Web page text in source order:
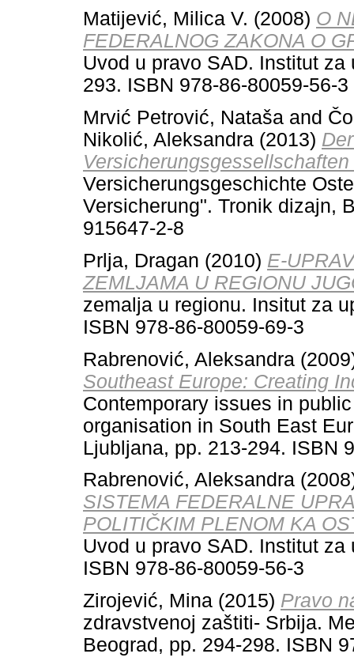
Matijević, Milica V. (2008) O
FEDERALNOG ZAKONA O
Uvod u pravo SAD. Institut
293. ISBN 978-86-80059-56-3
Mrvić Petrović, Nataša and
Nikolić, Aleksandra (2013)
Versicherungsgeschichte
Versicherung". Tronik dizajn,
915647-2-8
Prlja, Dragan (2010) E-
ZEMLJAMA U REGIONU
zemalja u regionu. Insitut za
ISBN 978-86-80059-69-3
Rabrenović, Aleksandra
Southeast Europe: Creating
Contemporary issues in
organisation in South East
Ljubljana, pp. 213-294. ISBN
Rabrenović, Aleksandra
SISTEMA FEDERALNE
POLITIČKIM PLENOM KA
Uvod u pravo SAD. Institut
ISBN 978-86-80059-56-3
Zirojević, Mina (2015) Pravo
zdravstvenoj zaštiti- Srbija.
Beograd, pp. 294-298. ISBN